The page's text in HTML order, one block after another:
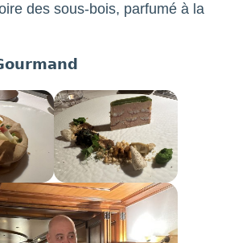
des sous-bois, parfumé à la